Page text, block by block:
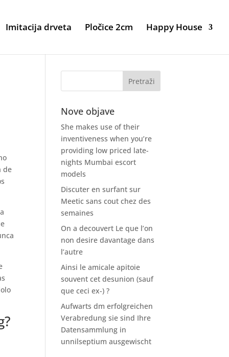
Imitacija drveta Pločice 2cm Happy House
de
Nove objave
She makes use of their
inventiveness when you’re
providing low priced late-
nights Mumbai escort
models
Discuter en surfant sur
Meetic sans cout chez des
semaines
On a decouvert Le que l’on
non desire davantage dans
l’autre
Ainsi le amicale apitoie
souvent cet desunion (sauf
que ceci ex-) ?
Aufwarts dm erfolgreichen
Verabredung sie sind Ihre
Datensammlung in
unnilseptium ausgewischt